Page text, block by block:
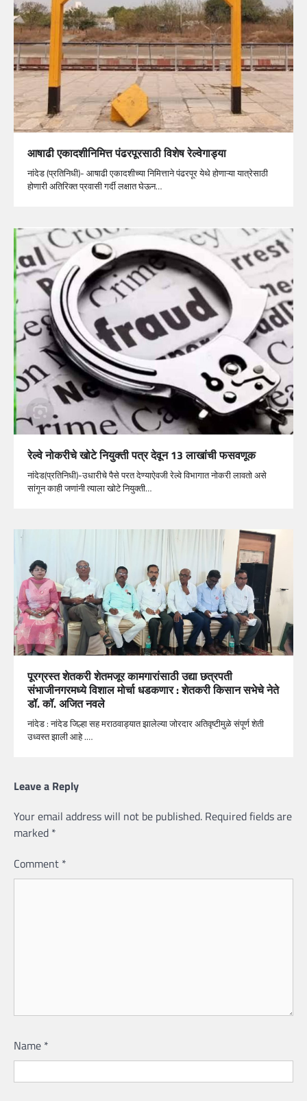
आषाढी एकादशीनिमित्त पंढरपूरसाठी विशेष रेल्वेगाड्या
नांदेड (प्रतिनिधी)- आषाढी एकादशीच्या निमित्ताने पंढरपूर येथे होणाऱ्या यात्रेसाठी
होणारी अतिरिक्त प्रवासी गर्दी लक्षात घेऊन…
रेल्वे नोकरीचे खोटे नियुक्ती पत्र देवून 13 लाखांची फसवणूक
नांदेड(प्रतिनिधी)-उधारीचे पैसे परत देण्याऐवजी रेल्वे विभागात नोकरी लावतो असे
सांगून काही जणांनी त्याला खोटे नियुक्ती…
पूरग्रस्त शेतकरी शेतमजूर कामगारांसाठी उद्या छत्रपती
संभाजीनगरमध्ये विशाल मोर्चा धडकणार : शेतकरी किसान सभेचे नेते
डॉ. कॉ. अजित नवले
नांदेड : नांदेड जिल्हा सह मराठवाड्यात झालेल्या जोरदार अतिवृष्टीमुळे संपूर्ण शेती
उध्वस्त झाली आहे .…
Leave a Reply
Your email address will not be published. Required fields are
marked *
Comment *
Name *